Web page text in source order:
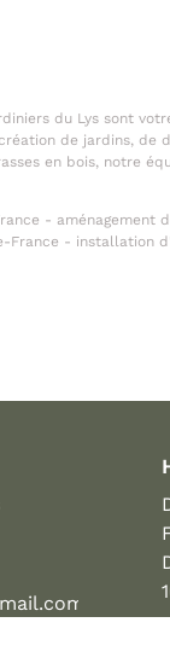
du Lys sont
de jardins, de
en bois, notre
- aménagement
France - installation